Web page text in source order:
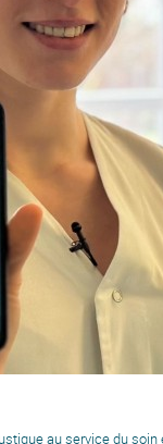
au service du soin